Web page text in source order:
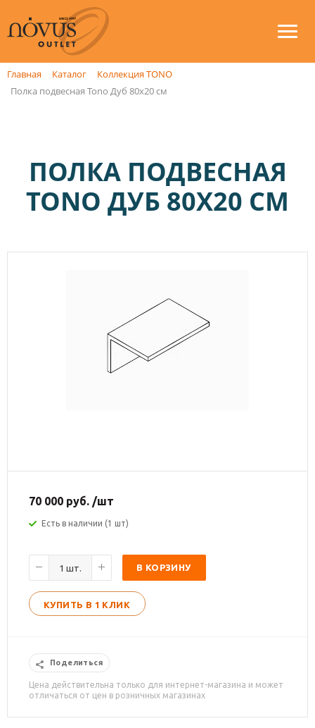
Главная Каталог
Коллекция TONO
Полка подвесная Tono Дуб 80х20 см
ПОЛКА ПОДВЕСНАЯ
TONO ДУБ 80Х20 СМ
70 000 руб. /шт
Есть в наличии (1 шт)
В КОРЗИНУ
КУПИТЬ В 1 КЛИК
Поделиться
Цена действительна только для интернет-магазина и может
отличаться от цен в розничных магазинах